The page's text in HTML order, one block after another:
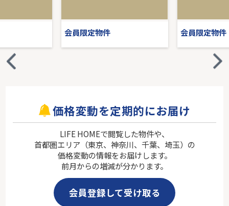
会員限定物件 会員限定物件
価格変動を定期的にお届け
LIFE HOMEで閲覧した物件や、
首都圏エリア（東京、神奈川、千葉、埼玉）の
価格変動の情報をお届けします。
前月からの増減が分かります。
会員登録して受け取る